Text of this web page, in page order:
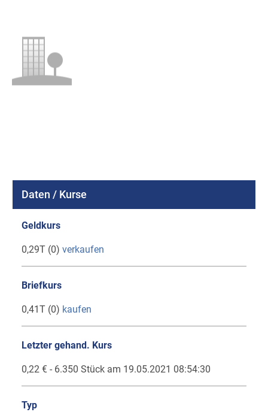
Daten / Kurse
Geldkurs
0,29T (0) verkaufen
Briefkurs
0,41T (0) kaufen
Letzter gehand. Kurs
0,22 € - 6.350 Stück am 19.05.2021 08:54:30
Typ